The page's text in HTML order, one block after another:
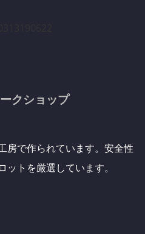
クショップ
房で作られています。安全性
ットを厳選しています。